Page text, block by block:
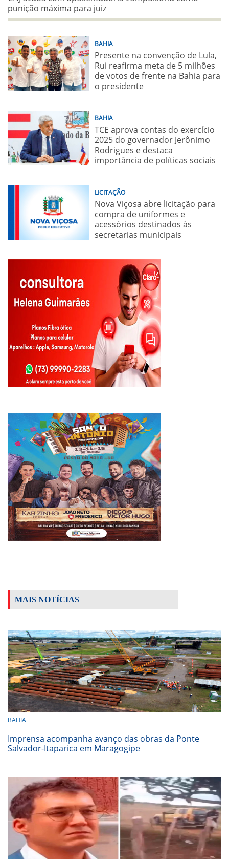
punição máxima para juiz
BAHIA
Presente na convenção de Lula,
Rui reafirma meta de 5 milhões
de votos de frente na Bahia para
o presidente
BAHIA
TCE aprova contas do exercício
2025 do governador Jerônimo
Rodrigues e destaca
importância de políticas sociais
LICITAÇÃO
Nova Viçosa abre licitação para
compra de uniformes e
acessórios destinados às
secretarias municipais
MAIS NOTÍCIAS
BAHIA
Imprensa acompanha avanço das obras da Ponte
Salvador-Itaparica em Maragogipe